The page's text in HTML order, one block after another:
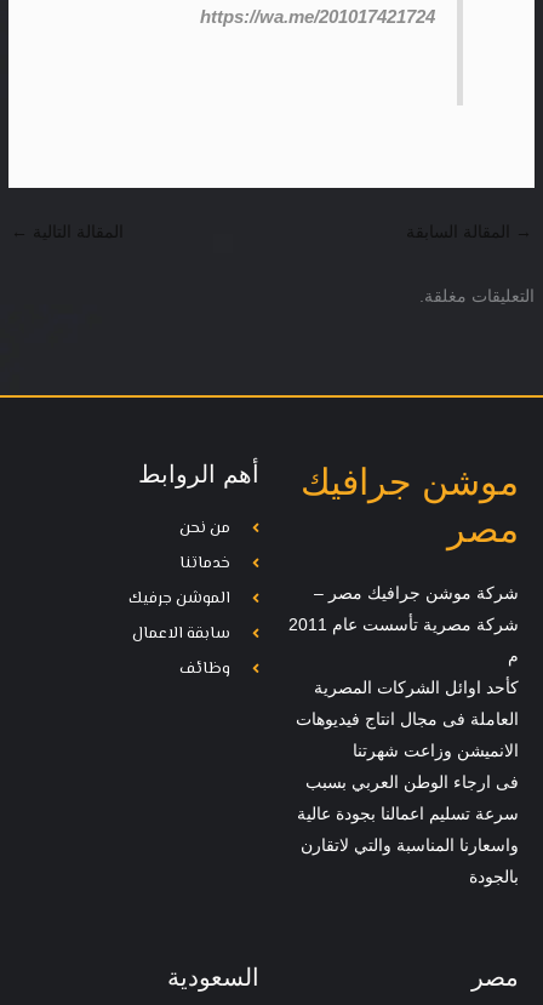
https://wa.me/201017421724
→ المقالة السابقة المقالة التالية ←
التعليقات مغلقة.
موشن جرافيك
مصر
شركة موشن جرافيك مصر –
شركة مصرية تأسست عام 2011
م
كأحد اوائل الشركات المصرية
العاملة فى مجال انتاج فيديوهات
الانميشن وزاعت شهرتنا
فى ارجاء الوطن العربي بسبب
سرعة تسليم اعمالنا بجودة عالية
واسعارنا المناسبة والتي لاتقارن
بالجودة
أهم الروابط
من نحن
خدماتنا
الموشن جرفيك
سابقة الاعمال
وظائف
مصر السعودية